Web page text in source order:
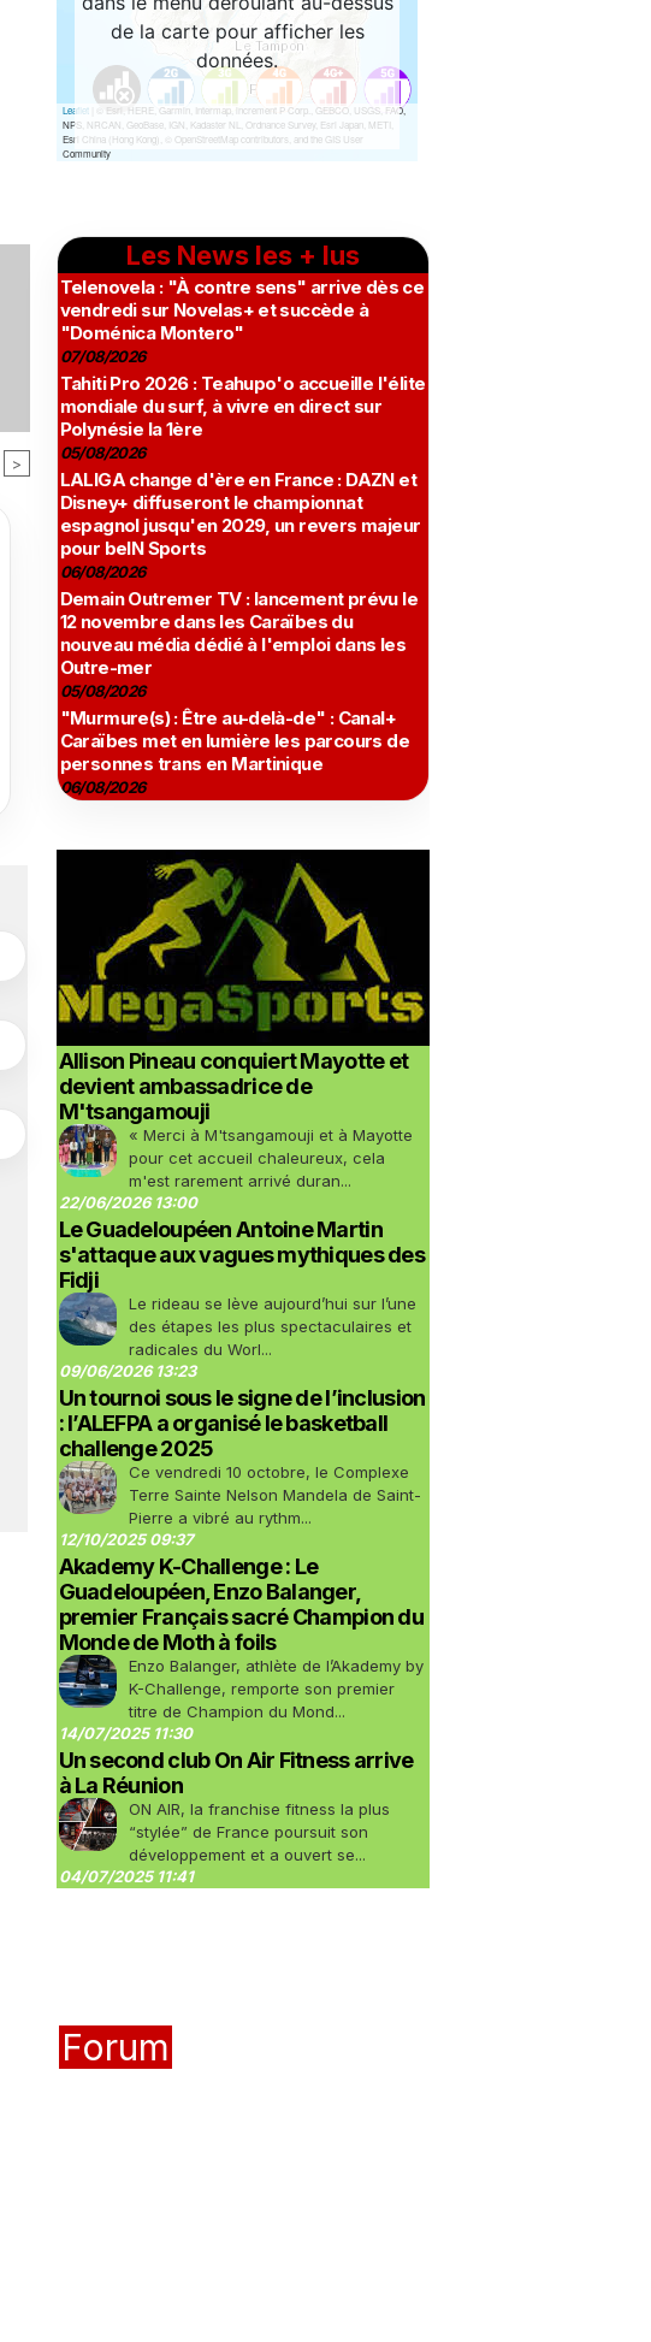
>
Les News les + lus
Telenovela : "À contre sens" arrive dès ce
vendredi sur Novelas+ et succède à
"Doménica Montero"
07/08/2026
Tahiti Pro 2026 : Teahupo'o accueille l'élite
mondiale du surf, à vivre en direct sur
Polynésie la 1ère
05/08/2026
LALIGA change d'ère en France : DAZN et
Disney+ diffuseront le championnat
espagnol jusqu'en 2029, un revers majeur
pour beIN Sports
06/08/2026
Demain Outremer TV : lancement prévu le
12 novembre dans les Caraïbes du
nouveau média dédié à l'emploi dans les
Outre-mer
05/08/2026
"Murmure(s) : Être au-delà-de" : Canal+
Caraïbes met en lumière les parcours de
personnes trans en Martinique
06/08/2026
Allison Pineau conquiert Mayotte et
devient ambassadrice de
M'tsangamouji
« Merci à M'tsangamouji et à Mayotte
pour cet accueil chaleureux, cela
m'est rarement arrivé duran...
22/06/2026 13:00
Le Guadeloupéen Antoine Martin
s'attaque aux vagues mythiques des
Fidji
Le rideau se lève aujourd’hui sur l’une
des étapes les plus spectaculaires et
radicales du Worl...
09/06/2026 13:23
Un tournoi sous le signe de l’inclusion
: l’ALEFPA a organisé le basketball
challenge 2025
Ce vendredi 10 octobre, le Complexe
Terre Sainte Nelson Mandela de Saint-
Pierre a vibré au rythm...
12/10/2025 09:37
Akademy K-Challenge : Le
Guadeloupéen, Enzo Balanger,
premier Français sacré Champion du
Monde de Moth à foils
Enzo Balanger, athlète de l’Akademy by
K-Challenge, remporte son premier
titre de Champion du Mond...
14/07/2025 11:30
Un second club On Air Fitness arrive
à La Réunion
ON AIR, la franchise fitness la plus
“stylée” de France poursuit son
développement et a ouvert se...
04/07/2025 11:41
Forum